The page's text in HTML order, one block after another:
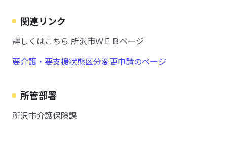
関連リンク
詳しくはこちら 所沢市ＷＥＢページ
要介護・要支援状態区分変更申請のページ
所管部署
所沢市介護保険課